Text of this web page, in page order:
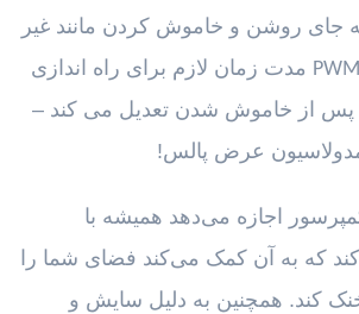
جای روشن و خاموش کردن مانند غیر
PWM مدت زمان لازم برای راه اندازی
پس از خاموش شدن تعدیل می کند –
مدولاسیون عرض پالس!
اجازه می‌دهد همیشه با
که به آن کمک می‌کند فضای شما را
کند. همچنین به دلیل سایش و